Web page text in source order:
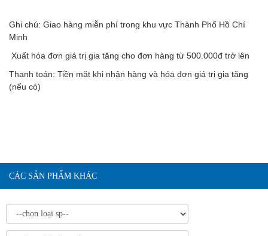
Ghi chú: Giao hàng miễn phí trong khu vực Thành Phố Hồ Chí
Minh
Xuất hóa đơn giá trị gia tăng cho đơn hàng từ 500.000đ trở lên
Thanh toán: Tiền mặt khi nhận hàng và hóa đơn giá trị gia tăng
(nếu có)
CÁC SẢN PHẨM KHÁC